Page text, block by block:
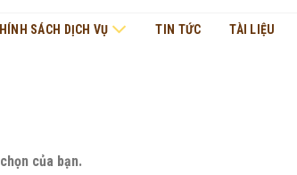
SÁCH DỊCH VỤ TIN TỨC TÀI LIỆU
của bạn.